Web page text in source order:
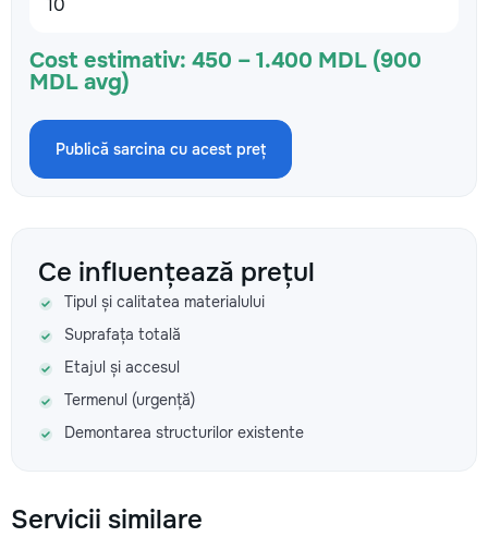
Cost estimativ: 450 – 1.400 MDL (900
MDL avg)
Publică sarcina cu acest preț
Ce influențează prețul
Tipul și calitatea materialului
Suprafața totală
Etajul și accesul
Termenul (urgență)
Demontarea structurilor existente
Servicii similare